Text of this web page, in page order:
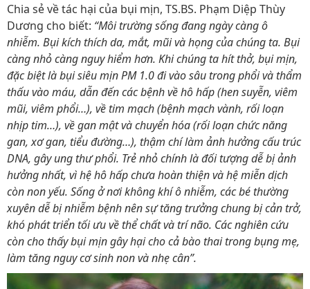
Chia sẻ về tác hại của bụi mịn, TS.BS. Phạm Diệp Thùy
Dương cho biết: “Môi trường sống đang ngày càng ô
nhiễm. Bụi kích thích da, mắt, mũi và họng của chúng ta. Bụi
càng nhỏ càng nguy hiểm hơn. Khi chúng ta hít thở, bụi mịn,
đặc biệt là bụi siêu mịn PM 1.0 đi vào sâu trong phổi và thẩm
thấu vào máu, dẫn đến các bệnh về hô hấp (hen suyễn, viêm
mũi, viêm phổi…), về tim mạch (bệnh mạch vành, rối loạn
nhịp tim…), về gan mật và chuyển hóa (rối loạn chức năng
gan, xơ gan, tiểu đường…), thậm chí làm ảnh hưởng cấu trúc
DNA, gây ung thư phổi. Trẻ nhỏ chính là đối tượng dễ bị ảnh
hưởng nhất, vì hệ hô hấp chưa hoàn thiện và hệ miễn dịch
còn non yếu. Sống ở nơi không khí ô nhiễm, các bé thường
xuyên dễ bị nhiễm bệnh nên sự tăng trưởng chung bị cản trở,
khó phát triển tối ưu về thể chất và trí não. Các nghiên cứu
còn cho thấy bụi mịn gây hại cho cả bào thai trong bụng mẹ,
làm tăng nguy cơ sinh non và nhẹ cân”.